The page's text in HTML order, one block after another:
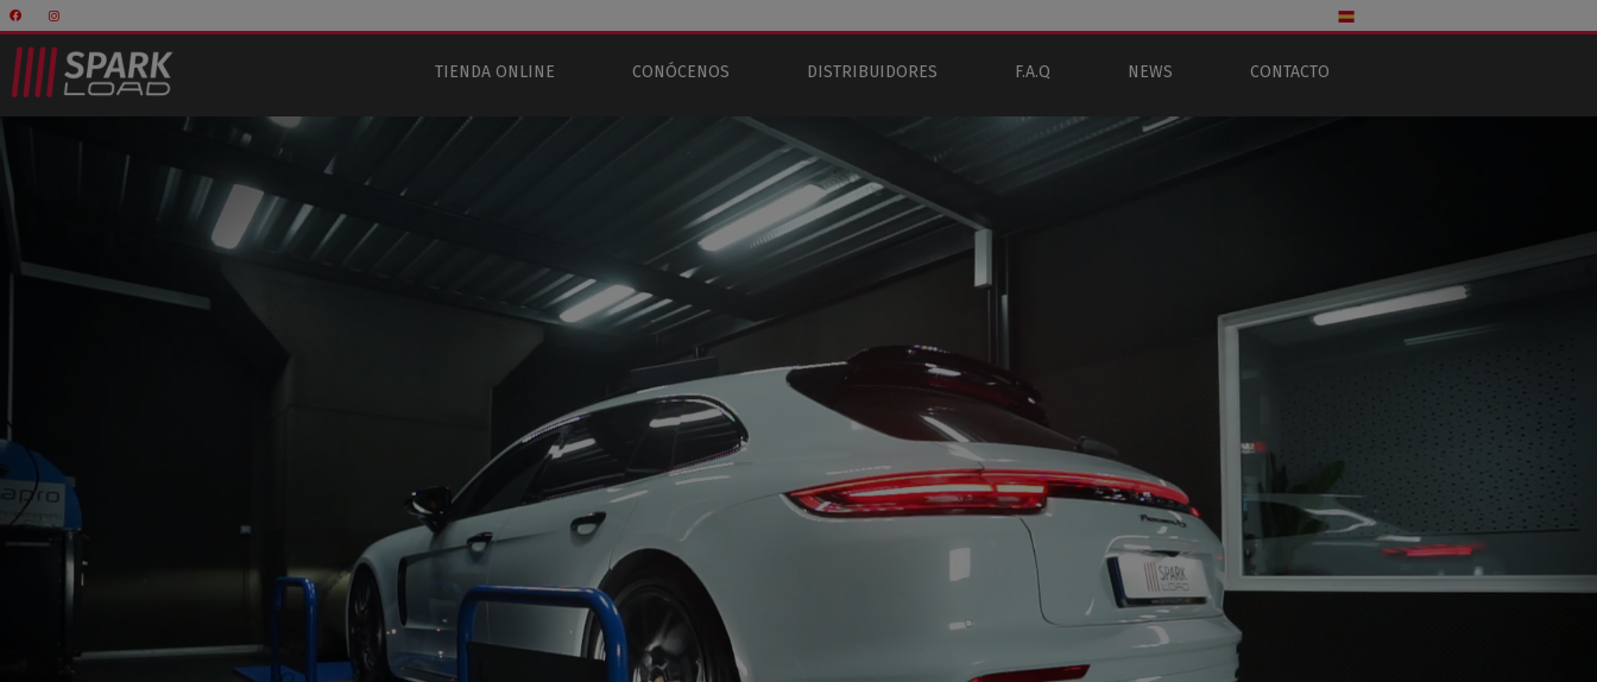
TIENDA ONLINE CONÓCENOS DISTRIBUIDORES F.A.Q NEWS CONTACTO